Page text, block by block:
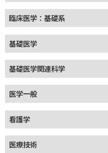
臨床医学：基礎系
基礎医学
基礎医学関連科学
医学一般
看護学
医療技術